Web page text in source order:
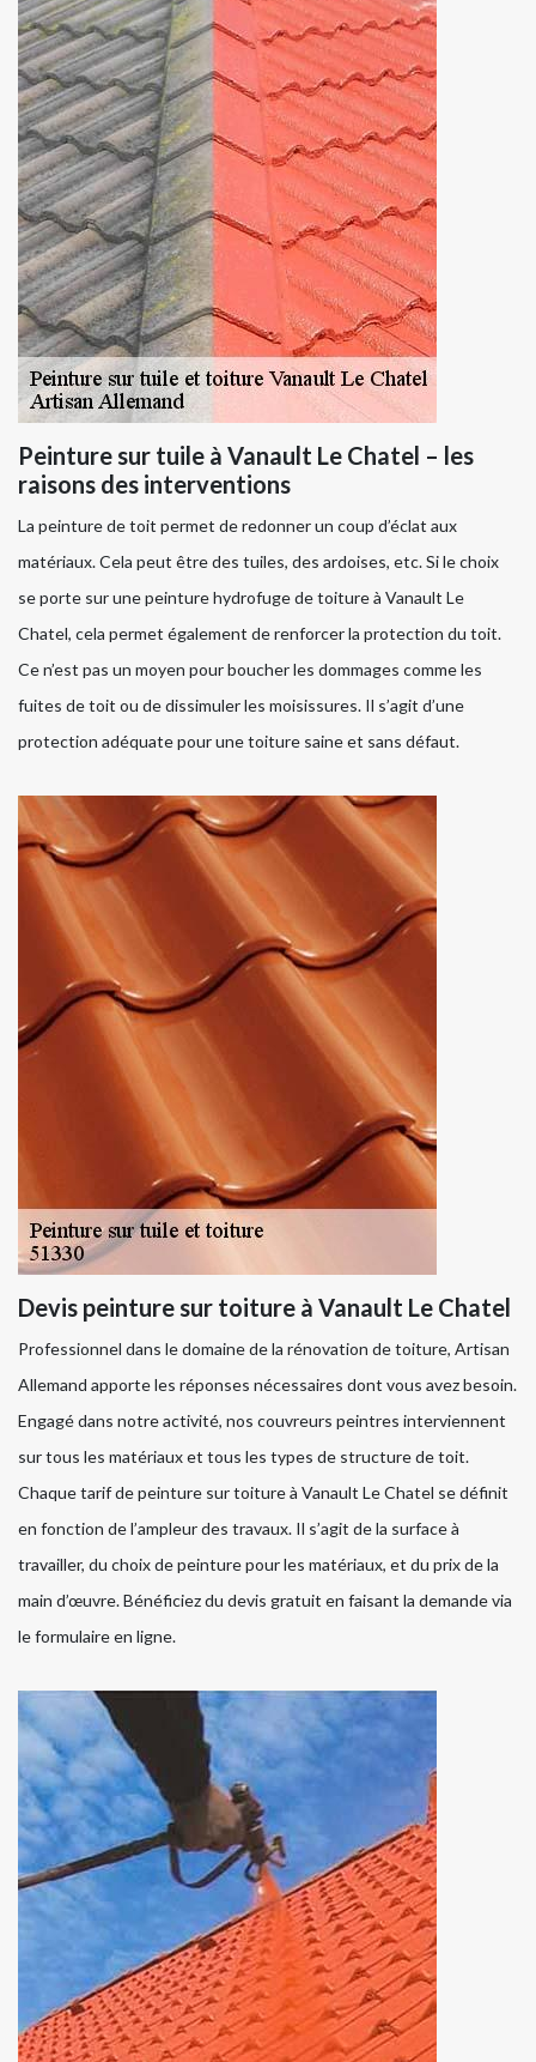
Peinture sur tuile à Vanault Le Chatel – les
raisons des interventions
La peinture de toit permet de redonner un coup d’éclat aux
matériaux. Cela peut être des tuiles, des ardoises, etc. Si le choix
se porte sur une peinture hydrofuge de toiture à Vanault Le
Chatel, cela permet également de renforcer la protection du toit.
Ce n’est pas un moyen pour boucher les dommages comme les
fuites de toit ou de dissimuler les moisissures. Il s’agit d’une
protection adéquate pour une toiture saine et sans défaut.
Devis peinture sur toiture à Vanault Le Chatel
Professionnel dans le domaine de la rénovation de toiture, Artisan
Allemand apporte les réponses nécessaires dont vous avez besoin.
Engagé dans notre activité, nos couvreurs peintres interviennent
sur tous les matériaux et tous les types de structure de toit.
Chaque tarif de peinture sur toiture à Vanault Le Chatel se définit
en fonction de l’ampleur des travaux. Il s’agit de la surface à
travailler, du choix de peinture pour les matériaux, et du prix de la
main d’œuvre. Bénéficiez du devis gratuit en faisant la demande via
le formulaire en ligne.